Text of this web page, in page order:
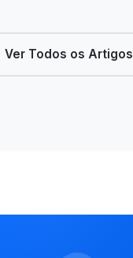
Ver Todos os Artigos